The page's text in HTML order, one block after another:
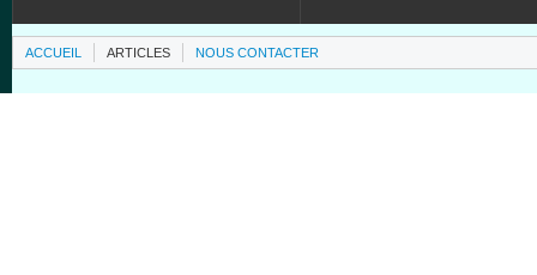
ACCUEIL ARTICLES NOUS CONTACTER